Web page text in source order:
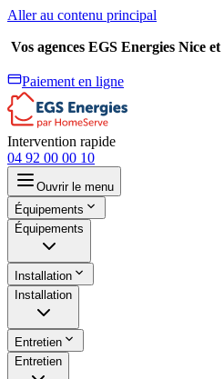
Aller au contenu principal
Vos agences EGS Energies Nice
Paiement en ligne
Intervention rapide
04 92 00 00 10
Ouvrir le menu
Équipements
Équipements
Installation
Installation
Entretien
Entretien